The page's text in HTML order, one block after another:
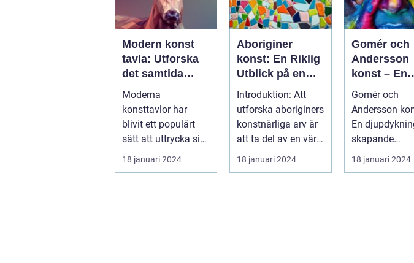
Modern konst
tavla: Utforska
det samtida
konstlandskapet
Moderna
konsttavlor har
blivit ett populärt
sätt att uttrycka sig
och skapa visuellt
engagerande kon...
18 januari 2024
Aboriginer
konst: En Riklig
Utblick på en
Kulturskatt
Introduktion: Att
utforska aboriginers
konstnärliga arv är
att ta del av en värld
full av rikedom oc...
18 januari 2024
Gomér och
Andersson
konst – En
fascinerande
utforskning
det kreativa
samarbetet
Gomér och
Andersson
En
skapande
samarbetet En
övergripande,
18 januari 2024